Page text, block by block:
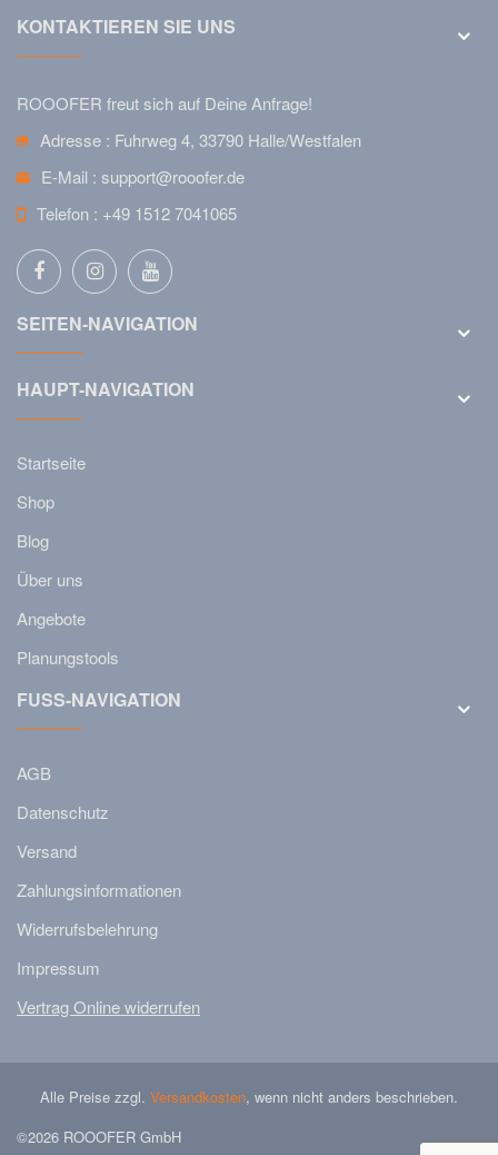
KONTAKTIEREN SIE UNS
ROOOFER freut sich auf Deine Anfrage!
Adresse : Fuhrweg 4, 33790 Halle/Westfalen
E-Mail : support@rooofer.de
Telefon : +49 1512 7041065
SEITEN-NAVIGATION
HAUPT-NAVIGATION
Startseite
Shop
Blog
Über uns
Angebote
Planungstools
FUSS-NAVIGATION
AGB
Datenschutz
Versand
Zahlungsinformationen
Widerrufsbelehrung
Impressum
Vertrag Online widerrufen
Alle Preise zzgl. Versandkosten, wenn nicht anders beschrieben.
©2026 ROOOFER GmbH